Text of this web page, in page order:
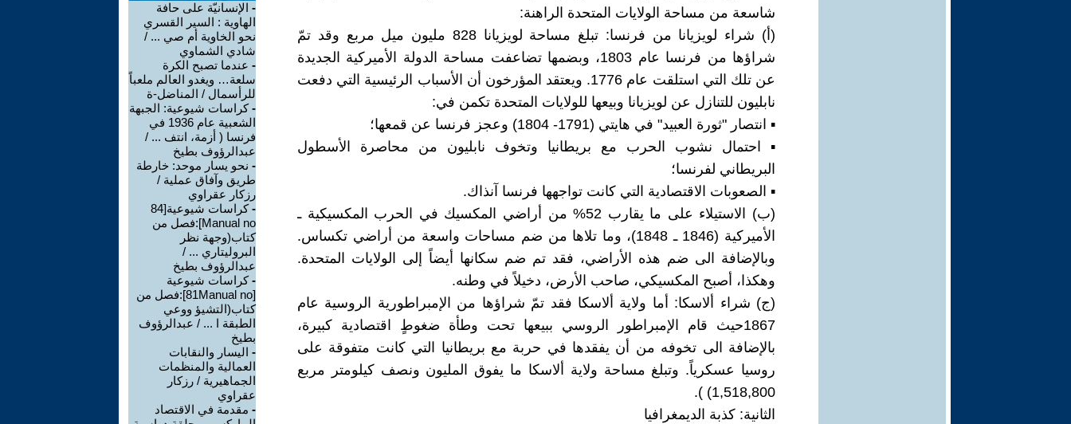
شاسعة من مساحة الولايات المتحدة الراهنة:
(أ) شراء لويزيانا من فرنسا: تبلغ مساحة لويزيانا 828 مليون ميل مربع وقد تمّ
شراؤها من فرنسا عام 1803، وبضمها تضاعفت مساحة الدولة الأميركية الجديدة
عن تلك التي استلقت عام 1776. ويعتقد المؤرخون أن الأسباب الرئيسية التي دفعت
نابليون للتنازل عن لويزيانا وبيعها للولايات المتحدة تكمن في:
▪ انتصار "ثورة العبيد" في هايتي (1791- 1804) وعجز فرنسا عن قمعها؛
▪ احتمال نشوب الحرب مع بريطانيا وتخوف نابليون من محاصرة الأسطول
البريطاني لفرنسا؛
▪ الصعوبات الاقتصادية التي كانت تواجهها فرنسا آنذاك.
(ب) الاستيلاء على ما يقارب 52% من أراضي المكسيك في الحرب المكسيكية ـ
الأميركية (1846 ـ 1848)، وما تلاها من ضم مساحات واسعة من أراضي تكساس.
وبالإضافة الى ضم هذه الأراضي، فقد تم ضم سكانها أيضاً إلى الولايات المتحدة.
وهكذا، أصبح المكسيكي، صاحب الأرض، دخيلاً في وطنه.
(ج) شراء ألاسكا: أما ولاية ألاسكا فقد تمّ شراؤها من الإمبراطورية الروسية عام
1867حيث قام الإمبراطور الروسي ببيعها تحت وطأة ضغوطٍ اقتصادية كبيرة،
بالإضافة الى تخوفه من أن يفقدها في حربة مع بريطانيا التي كانت متفوقة على
روسيا عسكرياً. وتبلغ مساحة ولاية ألاسكا ما يفوق المليون ونصف كيلومتر مربع
1,518,800) ).
الثانية: كذبة الديمغرافيا
- الإنسانيّة على حافة
الهاوية : السير القسري
نحو الخاوية أم صي ... /
شادي الشماوي
- عندما تصبح الكرة
سلعة… ويغدو العالم ملعباً
للرأسمال / المناضل-ة
-كراسات شيوعية: الجبهة
الشعبية عام 1936 في
فرنسا ( أزمة، انتف ... /
عبدالرؤوف بطيخ
- نحو يسار موحد: خارطة
طريق وآفاق عملية /
رزكار عقراوي
-
كراسات شيوعية[84
Manual no]:فصل من
كتاب(وجهة نظر
البروليتاري ... /
عبدالرؤوف بطيخ
-كراسات شيوعية
[81Manual no]:فصل من
كتاب(التشيؤ ووعي
الطبقة ا ... / عبدالرؤوف
بطيخ
- اليسار والنقابات
العمالية والمنظمات
الجماهيرية / رزكار
عقراوي
- مقدمة في الاقتصاد